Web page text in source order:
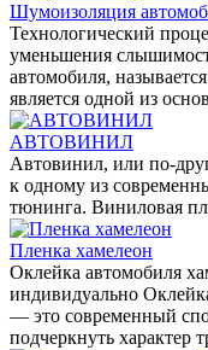
Шумоизоляция
Технологический
уменьшения
автомобиля,
является одной из
АВТОВИНИЛ
Автовинил, или по-
к одному из
тюнинга. Виниловая
Пленка хамелеон
Оклейка автомобиля
индивидуально
— это современный
подчеркнуть характер